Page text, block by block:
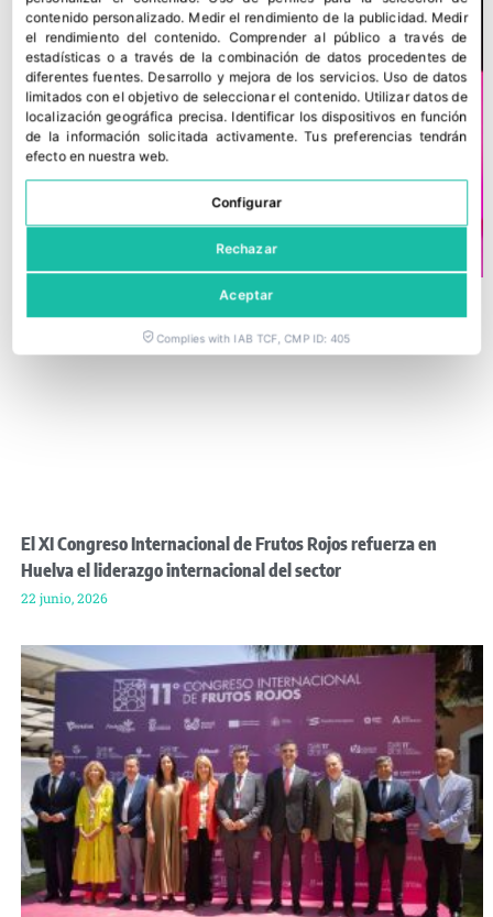
El XI Congreso Internacional de Frutos Rojos refuerza en
Huelva el liderazgo internacional del sector
22 junio, 2026
contenido personalizado. Medir el rendimiento de la publicidad. Medir
el rendimiento del contenido.Comprender al público a través de
estadísticas o a través de la combinación de datos procedentes de
diferentes fuentes. Desarrollo y mejora de los servicios. Uso de datos
limitados con el objetivo de seleccionar el contenido. Utilizar datos de
localización geográfica precisa. Identificar los dispositivos en función
de la información solicitada activamente.Tus preferencias tendrán
efecto en nuestra web.
Configurar
Rechazar
Aceptar
Complies with IAB TCF, CMP ID: 405